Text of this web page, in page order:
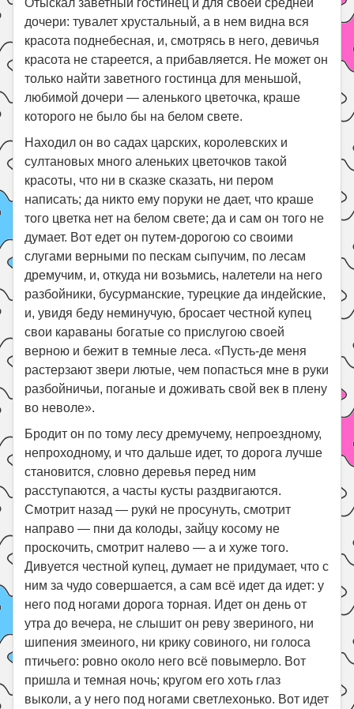
дочери: тувалет хрустальный, а в нем видна вся
красота поднебесная, и, смотрясь в него, девичья
красота не стареется, а прибавляется. Не может он
только найти заветного гостинца для меньшой,
любимой дочери — аленького цветочка, краше
которого не было бы на белом свете.
Находил он во садах царских, королевских и
султановых много аленьких цветочков такой
красоты, что ни в сказке сказать, ни пером
написать; да никто ему поруки не дает, что краше
того цветка нет на белом свете; да и сам он того не
думает. Вот едет он путем-дорогою со своими
слугами верными по пескам сыпучим, по лесам
дремучим, и, откуда ни возьмись, налетели на него
разбойники, бусурманские, турецкие да индейские,
и, увидя беду неминучую, бросает честной купец
свои караваны богатые со прислугою своей
верною и бежит в темные леса. «Пусть-де меня
растерзают звери лютые, чем попасться мне в руки
разбойничьи, поганые и доживать свой век в плену
во неволе».
Бродит он по тому лесу дремучему, непроездному,
непроходному, и что дальше идет, то дорога лучше
становится, словно деревья перед ним
расступаются, а часты кусты раздвигаются.
Смотрит назад — руки́ не просунуть, смотрит
направо — пни да колоды, зайцу косому не
проскочить, смотрит налево — а и хуже того.
Дивуется честной купец, думает не придумает, что с
ним за чудо совершается, а сам всё идет да идет: у
него под ногами дорога торная. Идет он день от
утра до вечера, не слышит он реву звериного, ни
шипения змеиного, ни крику совиного, ни голоса
птичьего: ровно около него всё повымерло. Вот
пришла и темная ночь; кругом его хоть глаз
выколи, а у него под ногами светлехонько. Вот идет